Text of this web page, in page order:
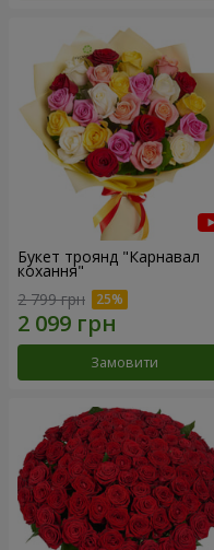
Букет троянд "Карнавал
кохання"
2 799 грн
Замовити